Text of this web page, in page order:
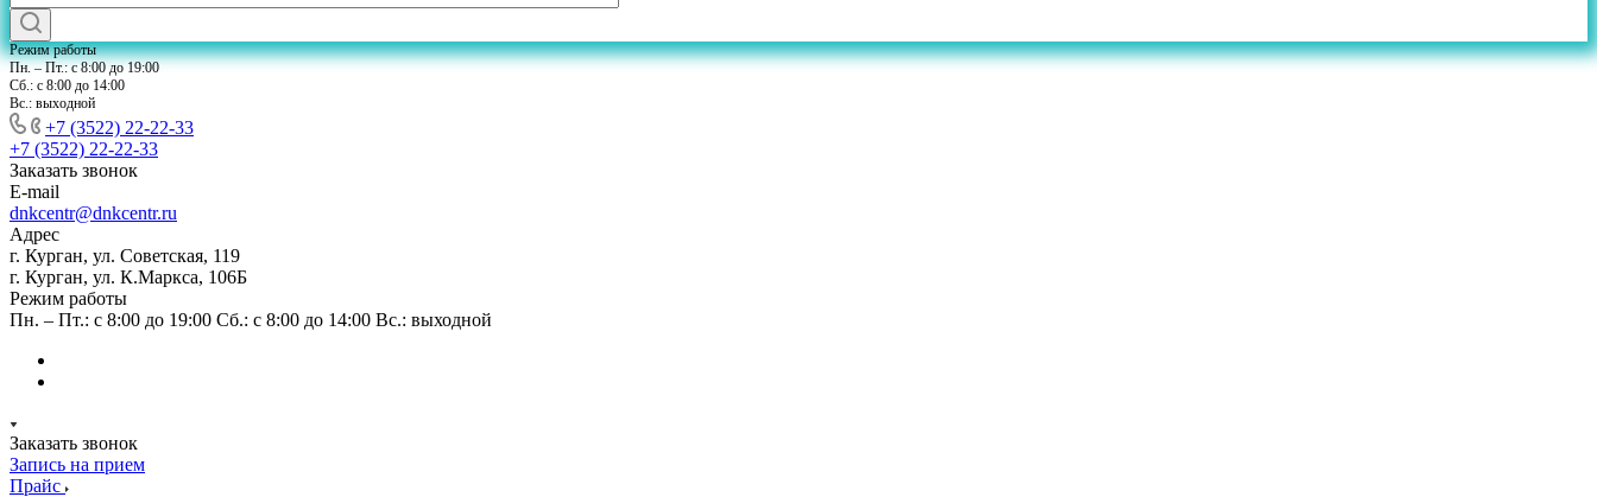
Режим работы
Пн. – Пт.: с 8:00 до 19:00
Сб.: с 8:00 до 14:00
Вс.: выходной
+7 (3522) 22-22-33
+7 (3522) 22-22-33
Заказать звонок
E-mail
dnkcentr@dnkcentr.ru
Адрес
г. Курган, ул. Советская, 119
г. Курган, ул. К.Маркса, 106Б
Режим работы
Пн. – Пт.: с 8:00 до 19:00 Сб.: с 8:00 до 14:00 Вс.: выходной
Заказать звонок
Запись на прием
Прайс